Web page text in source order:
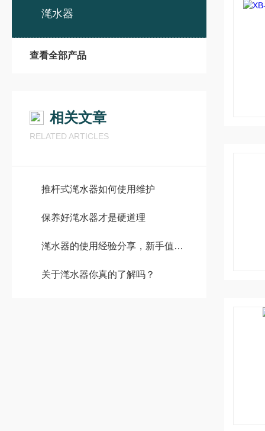
滗水器
查看全部产品
相关文章
RELATED ARTICLES
推杆式滗水器如何使用维护
保养好滗水器才是硬道理
滗水器的使用经验分享，新手值得借鉴
关于滗水器你真的了解吗？